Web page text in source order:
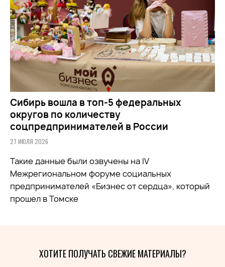
Сибирь вошла в топ-5 федеральных
округов по количеству
соцпредпринимателей в России
27 ИЮЛЯ 2026
Такие данные были озвучены на IV
Межрегиональном форуме социальных
предпринимателей «Бизнес от сердца», который
прошел в Томске
ХОТИТЕ ПОЛУЧАТЬ СВЕЖИЕ МАТЕРИАЛЫ?